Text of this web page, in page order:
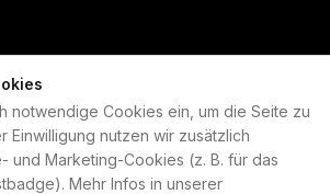
notwendige Cookies ein, um die Seite zu
Einwilligung nutzen wir zusätzlich
und Marketing-Cookies (z. B. für das
Mehr Infos in unserer